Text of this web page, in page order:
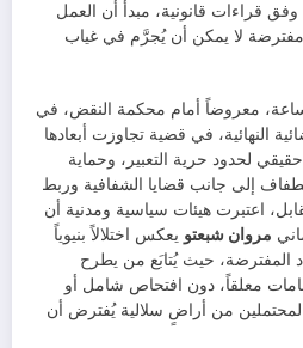
وفق قراءات قانونية، مبدأ أن العمل
مفترضة لا يمكن أن يُجرَّم في غياب
معروضاً أمام محكمة النقض، في
النهائية، في قضية تجاوزت أبعادها
لحدود حرية التعبير، وحماية
إلى جانب قضايا الشفافية وربط
اعتبرت هيئات سياسية ومدنية أن
مروان شبعتو يعكس اختلالاً بنيوياً
المفترضة، حيث يُتابَع من يطرح
معلقاً، دون افتحاص شامل أو
من أراضٍ سلالية يُفترض أن